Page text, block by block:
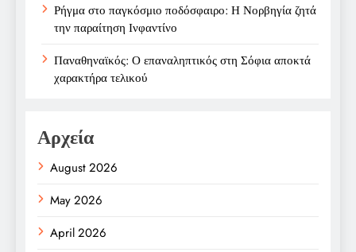
Ρήγμα στο παγκόσμιο ποδόσφαιρο: Η Νορβηγία ζητά
την παραίτηση Ινφαντίνο
Παναθηναϊκός: Ο επαναληπτικός στη Σόφια αποκτά
χαρακτήρα τελικού
Αρχεία
August 2026
May 2026
April 2026